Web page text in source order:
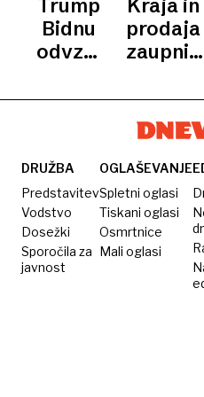
ves svoj
denar«
urejal
dodatni
redno
razkrival
lokacije
Trump
Bidnu
odvzel
do
vlade
Kraja in
prodaja
zaupnih
Hekerje
naj bi
vodil
nekdanji
časnik
DRUŽBA
Predstavitev
Vodstvo
Dosežki
Sporočila za
javnost
OGLAŠEVANJE
Spletni oglasi
Tiskani oglasi
Osmrtnice
Mali oglasi